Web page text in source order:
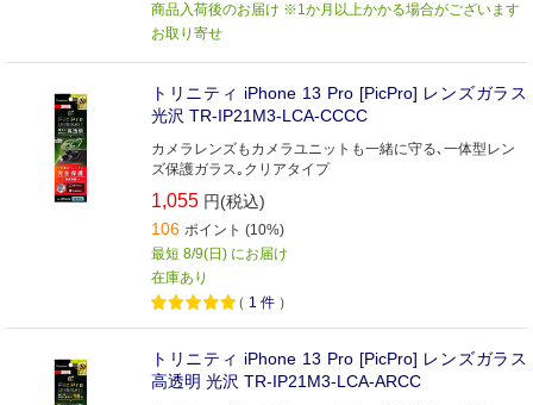
商品入荷後のお届け ※1か月以上かかる場合がございます
お取り寄せ
トリニティ iPhone 13 Pro [PicPro] レンズガラス
光沢 TR-IP21M3-LCA-CCCC
カメラレンズもカメラユニットも一緒に守る､一体型レン
ズ保護ガラス｡クリアタイプ
1,055 円(税込)
106 ポイント (10%)
最短 8/9(日) にお届け
在庫あり
（ 1 件 ）
トリニティ iPhone 13 Pro [PicPro] レンズガラス
高透明 光沢 TR-IP21M3-LCA-ARCC